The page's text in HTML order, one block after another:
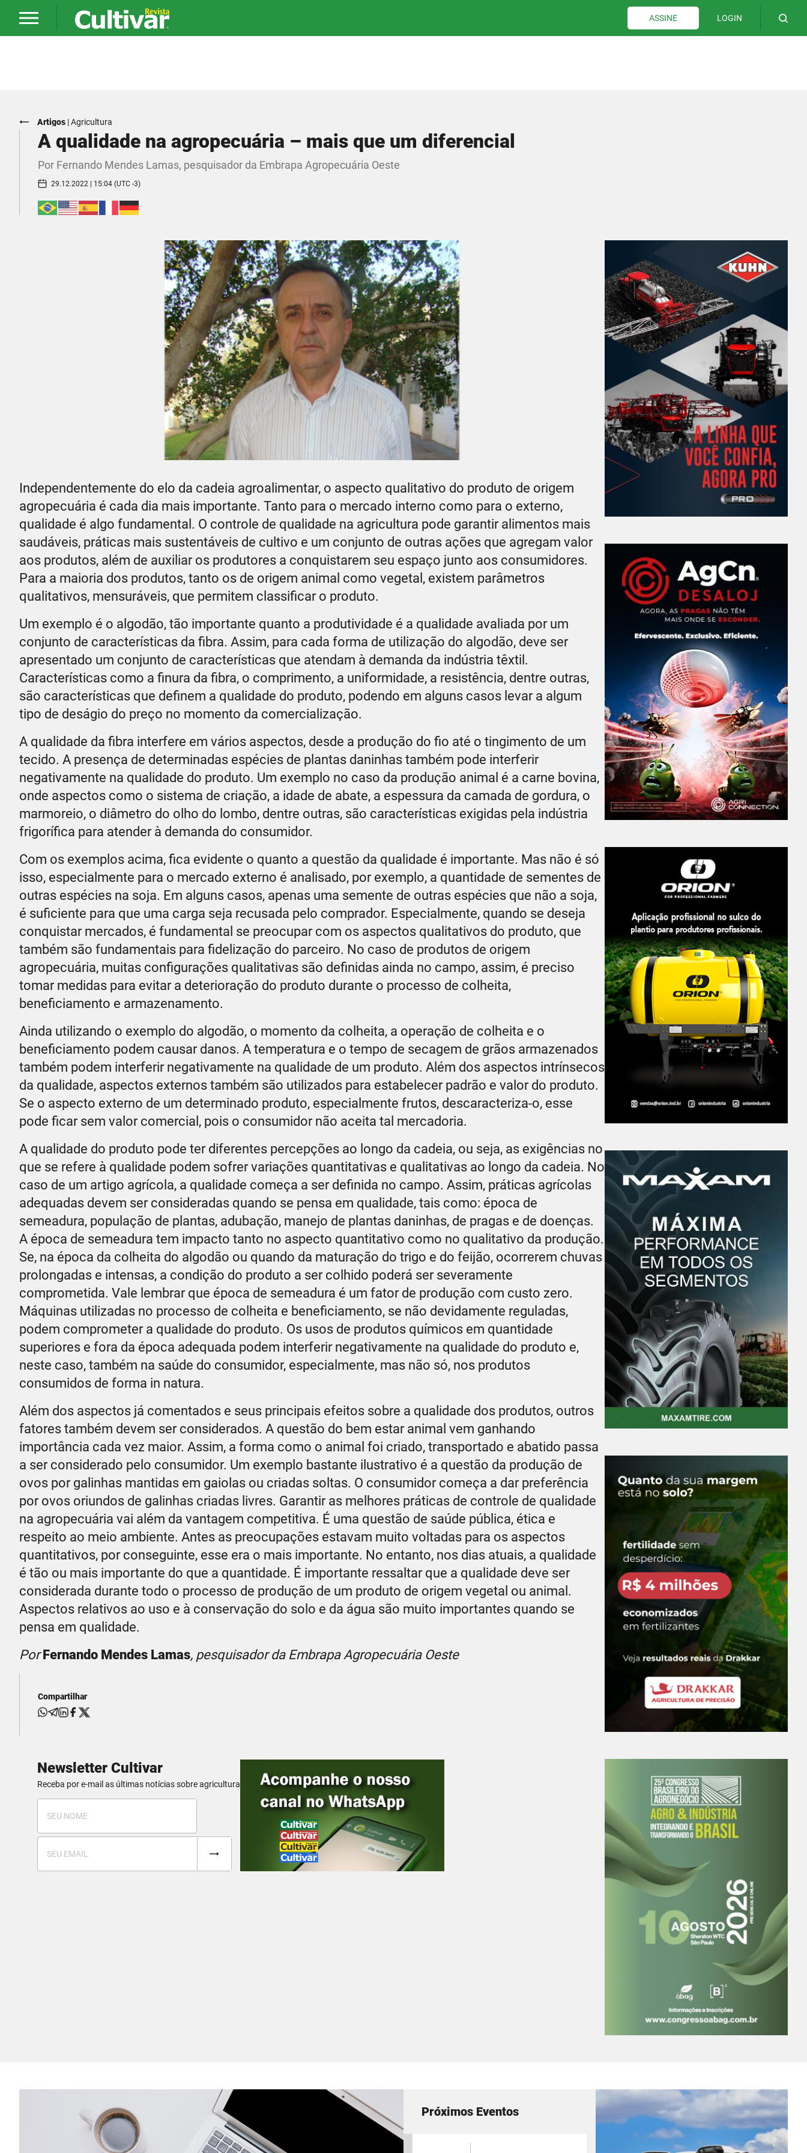
ASSINE LOGIN
Artigos |Agricultura
A qualidade na agropecuária – mais que um diferencial
Por Fernando Mendes Lamas, pesquisador da Embrapa Agropecuária Oeste
29.12.2022 | 15:04 (UTC -3)
Independentemente do elo da cadeia agroalimentar, o aspecto qualitativo do produto de origem
agropecuária é cada dia mais importante. Tanto para o mercado interno como para o externo,
qualidade é algo fundamental. O controle de qualidade na agricultura pode garantir alimentos mais
saudáveis, práticas mais sustentáveis de cultivo e um conjunto de outras ações que agregam valor
aos produtos, além de auxiliar os produtores a conquistarem seu espaço junto aos consumidores.
Para a maioria dos produtos, tanto os de origem animal como vegetal, existem parâmetros
qualitativos, mensuráveis, que permitem classificar o produto.
Um exemplo é o algodão, tão importante quanto a produtividade é a qualidade avaliada por um
conjunto de características da fibra. Assim, para cada forma de utilização do algodão, deve ser
apresentado um conjunto de características que atendam à demanda da indústria têxtil.
Características como a finura da fibra, o comprimento, a uniformidade, a resistência, dentre outras,
são características que definem a qualidade do produto, podendo em alguns casos levar a algum
tipo de deságio do preço no momento da comercialização.
A qualidade da fibra interfere em vários aspectos, desde a produção do fio até o tingimento de um
tecido. A presença de determinadas espécies de plantas daninhas também pode interferir
negativamente na qualidade do produto. Um exemplo no caso da produção animal é a carne bovina,
onde aspectos como o sistema de criação, a idade de abate, a espessura da camada de gordura, o
marmoreio, o diâmetro do olho do lombo, dentre outras, são características exigidas pela indústria
frigorífica para atender à demanda do consumidor.
Com os exemplos acima, fica evidente o quanto a questão da qualidade é importante. Mas não é só
isso, especialmente para o mercado externo é analisado, por exemplo, a quantidade de sementes de
outras espécies na soja. Em alguns casos, apenas uma semente de outras espécies que não a soja,
é suficiente para que uma carga seja recusada pelo comprador. Especialmente, quando se deseja
conquistar mercados, é fundamental se preocupar com os aspectos qualitativos do produto, que
também são fundamentais para fidelização do parceiro. No caso de produtos de origem
agropecuária, muitas configurações qualitativas são definidas ainda no campo, assim, é preciso
tomar medidas para evitar a deterioração do produto durante o processo de colheita,
beneficiamento e armazenamento.
Ainda utilizando o exemplo do algodão, o momento da colheita, a operação de colheita e o
beneficiamento podem causar danos. A temperatura e o tempo de secagem de grãos armazenados
também podem interferir negativamente na qualidade de um produto. Além dos aspectos intrínsecos
da qualidade, aspectos externos também são utilizados para estabelecer padrão e valor do produto.
Se o aspecto externo de um determinado produto, especialmente frutos, descaracteriza-o, esse
pode ficar sem valor comercial, pois o consumidor não aceita tal mercadoria.
A qualidade do produto pode ter diferentes percepções ao longo da cadeia, ou seja, as exigências no
que se refere à qualidade podem sofrer variações quantitativas e qualitativas ao longo da cadeia. No
caso de um artigo agrícola, a qualidade começa a ser definida no campo. Assim, práticas agrícolas
adequadas devem ser consideradas quando se pensa em qualidade, tais como: época de
semeadura, população de plantas, adubação, manejo de plantas daninhas, de pragas e de doenças.
A época de semeadura tem impacto tanto no aspecto quantitativo como no qualitativo da produção.
Se, na época da colheita do algodão ou quando da maturação do trigo e do feijão, ocorrerem chuvas
prolongadas e intensas, a condição do produto a ser colhido poderá ser severamente
comprometida. Vale lembrar que época de semeadura é um fator de produção com custo zero.
Máquinas utilizadas no processo de colheita e beneficiamento, se não devidamente reguladas,
podem comprometer a qualidade do produto. Os usos de produtos químicos em quantidade
superiores e fora da época adequada podem interferir negativamente na qualidade do produto e,
neste caso, também na saúde do consumidor, especialmente, mas não só, nos produtos
consumidos de forma in natura.
Além dos aspectos já comentados e seus principais efeitos sobre a qualidade dos produtos, outros
fatores também devem ser considerados. A questão do bem estar animal vem ganhando
importância cada vez maior. Assim, a forma como o animal foi criado, transportado e abatido passa
a ser considerado pelo consumidor. Um exemplo bastante ilustrativo é a questão da produção de
ovos por galinhas mantidas em gaiolas ou criadas soltas. O consumidor começa a dar preferência
por ovos oriundos de galinhas criadas livres. Garantir as melhores práticas de controle de qualidade
na agropecuária vai além da vantagem competitiva. É uma questão de saúde pública, ética e
respeito ao meio ambiente. Antes as preocupações estavam muito voltadas para os aspectos
quantitativos, por conseguinte, esse era o mais importante. No entanto, nos dias atuais, a qualidade
é tão ou mais importante do que a quantidade. É importante ressaltar que a qualidade deve ser
considerada durante todo o processo de produção de um produto de origem vegetal ou animal.
Aspectos relativos ao uso e à conservação do solo e da água são muito importantes quando se
pensa em qualidade.
PorFernando Mendes Lamas, pesquisador da Embrapa Agropecuária Oeste
Compartilhar
Newsletter Cultivar
Receba por e-mail as últimas notícias sobre agricultura
Próximos Eventos